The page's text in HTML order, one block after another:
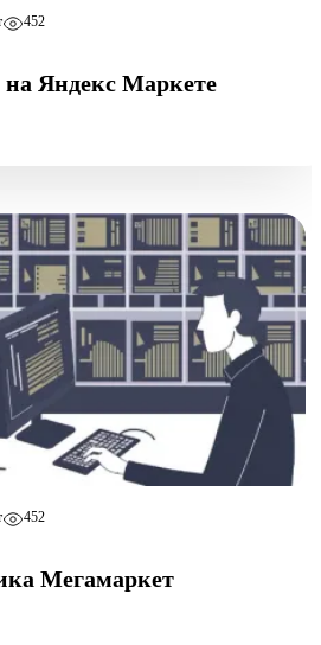
452
на Яндекс Маркете
452
Мегамаркет